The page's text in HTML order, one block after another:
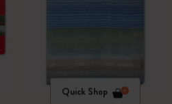
Quick Shop